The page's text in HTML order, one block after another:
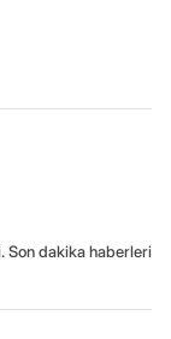
Son dakika haberleri